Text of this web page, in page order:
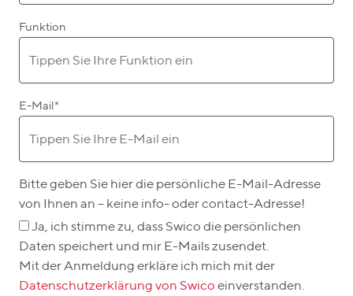
Funktion
E-Mail*
Bitte geben Sie hier die persönliche E-Mail-Adresse
von Ihnen an – keine info- oder contact-Adresse!
Ja, ich stimme zu, dass Swico die persönlichen
Daten speichert und mir E-Mails zusendet.
Mit der Anmeldung erkläre ich mich mit der
Datenschutzerklärung von Swico einverstanden.